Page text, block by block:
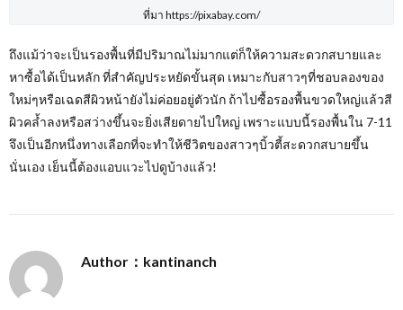
ที่มา https://pixabay.com/
ถึงแม้ว่าจะเป็นรองพื้นที่มีปริมาณไม่มากแต่ก็ให้ความสะดวกสบายและ
หาซื้อได้เป็นหลัก ที่สำคัญประหยัดขั้นสุด เหมาะกับสาวๆที่ชอบลองของ
ใหม่ๆหรือเฉดสีผิวหน้ายังไม่ค่อยอยู่ตัวนัก ถ้าไปซื้อรองพื้นขวดใหญ่แล้วสี
ผิวคล้ำลงหรือสว่างขึ้นจะยิ่งเสียดายไปใหญ่ เพราะแบบนี้รองพื้นใน 7-11
จึงเป็นอีกหนึ่งทางเลือกที่จะทำให้ชีวิตของสาวๆบิ้วตี้สะดวกสบายขึ้น
นั่นเอง เย็นนี้ต้องแอบแวะไปดูบ้างแล้ว!
Author：kantinanch